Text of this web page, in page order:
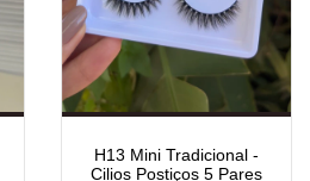
H13 Mini Tradicional -
Cilios Postiços 5 Pares